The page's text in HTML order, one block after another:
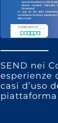
SEND nei
esperienze
casi d’uso
piattaforma